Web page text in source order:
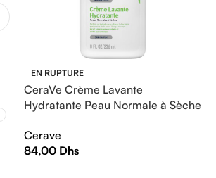
EN RUPTURE
CeraVe Crème Lavante
Hydratante Peau Normale à Sèche
Cerave
84,00 Dhs